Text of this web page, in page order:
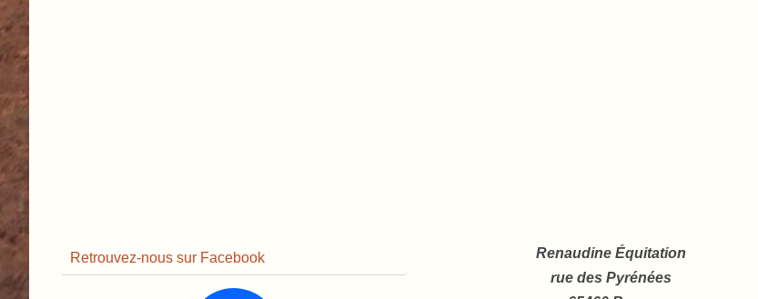
Retrouvez-nous sur Facebook
Renaudine Équitation
rue des Pyrénées